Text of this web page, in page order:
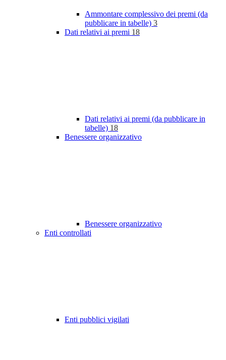
Ammontare complessivo dei premi (da
pubblicare in tabelle) 3
Dati relativi ai premi 18
Dati relativi ai premi (da pubblicare in
tabelle) 18
Benessere organizzativo
Benessere organizzativo
Enti controllati
Enti pubblici vigilati